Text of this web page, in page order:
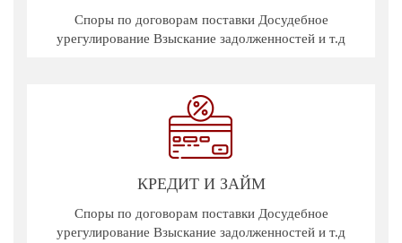
Споры по договорам поставки Досудебное
урегулирование Взыскание задолженностей и т.д
КРЕДИТ И ЗАЙМ
Споры по договорам поставки Досудебное
урегулирование Взыскание задолженностей и т.д